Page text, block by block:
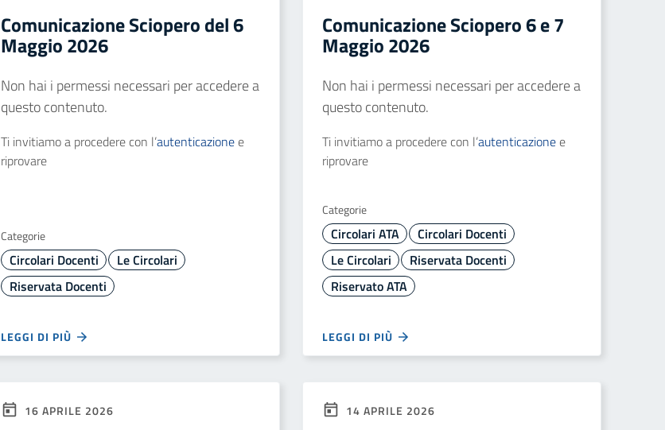
Comunicazione Sciopero del 6
Maggio 2026
Non hai i permessi necessari per accedere a
questo contenuto.
Ti invitiamo a procedere con l’autenticazionee
riprovare
Categorie
Circolari Docenti
Le Circolari
Riservata Docenti
LEGGI DI PIÙ
Comunicazione Sciopero 6 e 7
Maggio 2026
Non hai i permessi necessari per accedere a
questo contenuto.
Ti invitiamo a procedere con l’autenticazionee
riprovare
Categorie
Circolari ATA
Circolari Docenti
Le Circolari
Riservata Docenti
Riservato ATA
LEGGI DI PIÙ
16 APRILE 2026 14 APRILE 2026